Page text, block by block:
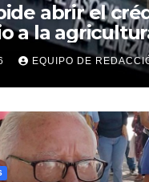
abrir el
a la
Venezuela
EQUIPO DE